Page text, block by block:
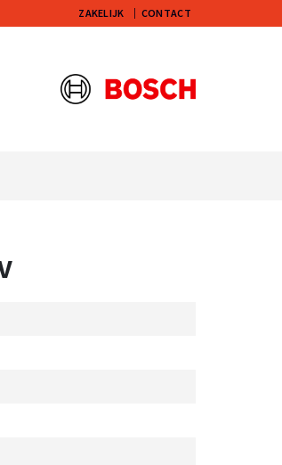
ZAKELIJK CONTACT